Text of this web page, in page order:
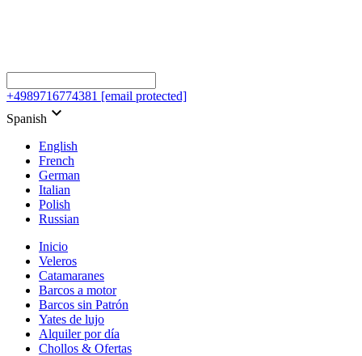
+4989716774381 [email protected]
Spanish keyboard_arrow_down
English
French
German
Italian
Polish
Russian
Inicio
Veleros
Catamaranes
Barcos a motor
Barcos sin Patrón
Yates de lujo
Alquiler por día
Chollos & Ofertas